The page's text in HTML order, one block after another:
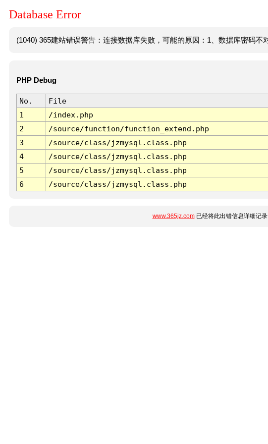
Database Error
(1040) 365建站错误警告：连接数据库失败，可能的原因：1、数据库密码不
PHP Debug
No. File
1
/index.php
2
/source/function/function_extend.php
3
/source/class/jzmysql.class.php
4
/source/class/jzmysql.class.php
5
/source/class/jzmysql.class.php
6
/source/class/jzmysql.class.php
www.365jz.com已经将此出错信息详细记